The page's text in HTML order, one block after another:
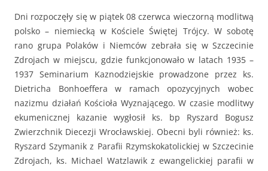
Dni rozpoczęły się w piątek 08 czerwca wieczorną modlitwą
polsko – niemiecką w Kościele Świętej Trójcy. W sobotę
rano grupa Polaków i Niemców zebrała się w Szczecinie
Zdrojach w miejscu, gdzie funkcjonowało w latach 1935 –
1937 Seminarium Kaznodziejskie prowadzone przez ks.
Dietricha Bonhoeffera w ramach opozycyjnych wobec
nazizmu działań Kościoła Wyznającego. W czasie modlitwy
ekumenicznej kazanie wygłosił ks. bp Ryszard Bogusz
Zwierzchnik Diecezji Wrocławskiej. Obecni byli również: ks.
Ryszard Szymanik z Parafii Rzymskokatolickiej w Szczecinie
Zdrojach, ks. Michael Watzlawik z ewangelickiej parafii w